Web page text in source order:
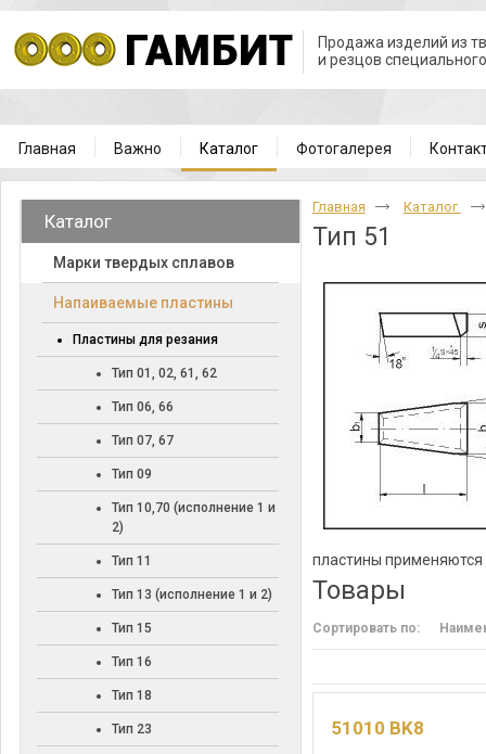
Продажа изделий из
и резцов
Главная Важно Каталог Фотогалерея
Каталог
Марки твердых сплавов
Напаиваемые пластины
Пластины для резания
Тип 01, 02, 61, 62
Тип 06, 66
Тип 07, 67
Тип 09
Тип 10,70 (исполнение 1 и
2)
Тип 11
Тип 13 (исполнение 1 и 2)
Тип 15
Тип 16
Тип 18
Тип 23
Главная Каталог
Тип 51
пластины
Товары
Сортировать по:
51010 BK8